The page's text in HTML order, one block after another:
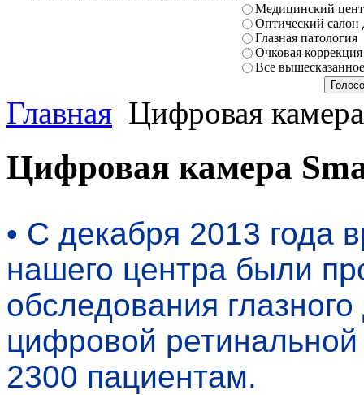
Медицинский
Оптический салон
Глазная патология
Очковая коррекция
Все вышесказанное
Главная Цифровая
Цифровая камера
• С декабря 2013 года
нашего центра были
обследования
цифровой
2300 пациентам.